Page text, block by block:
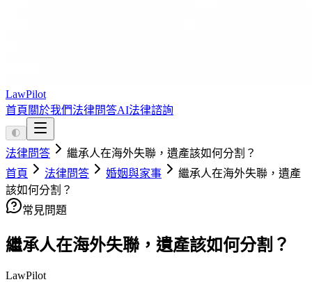
LawPilot
首頁 關於我們法律問答AI法律諮詢
🌓
法律問答
繼承人在海外失聯，遺產該如何分割？
首頁
法律問答 婚姻與家事
繼承人在海外失聯，遺產
該如何分割？
常見問題
繼承人在海外失聯，遺產該如何分割？
LawPilot